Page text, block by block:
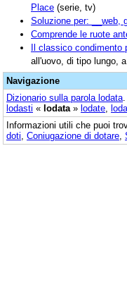
Place (serie, tv)
Soluzione per: __web,
Comprende le ruote
Il classico condimento
all'uovo, di tipo lungo,
Navigazione
Dizionario sulla parola lodata
lodasti « lodata » lodate
Informazioni utili che puoi
doti Coniugazione di dotare